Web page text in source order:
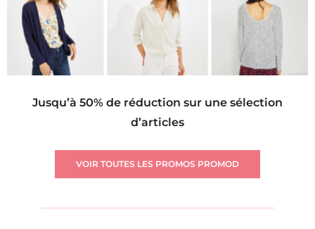
Jusqu’à 50% de réduction sur une sélection
d’articles
VOIR TOUTES LES PROMOS PROMOD